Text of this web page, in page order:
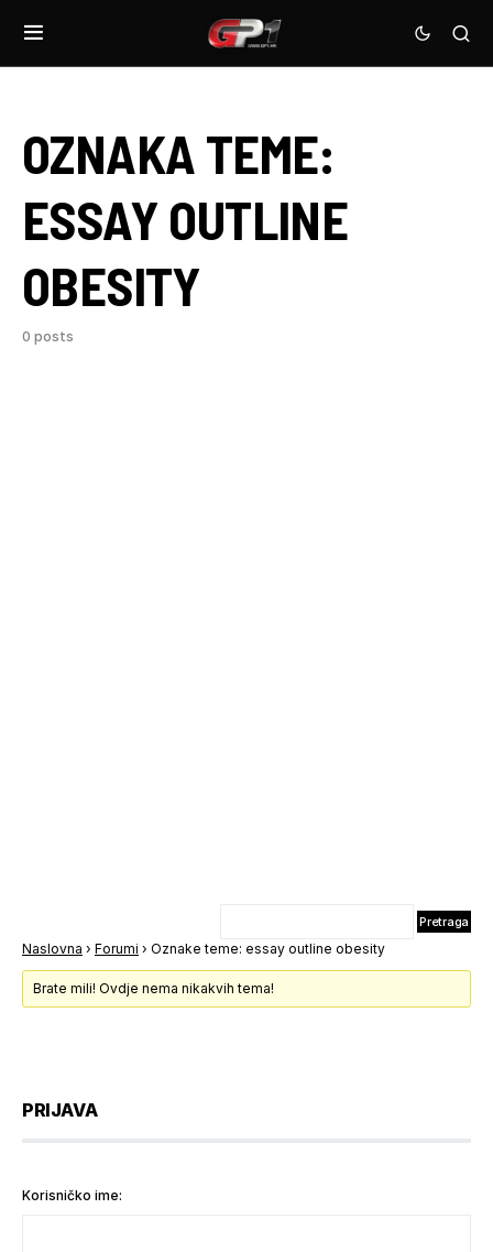
OZNAKA TEME:
ESSAY OUTLINE
OBESITY
0 posts
Naslovna › Forumi › Oznake teme: essay outline obesity
Brate mili! Ovdje nema nikakvih tema!
PRIJAVA
Korisničko ime: